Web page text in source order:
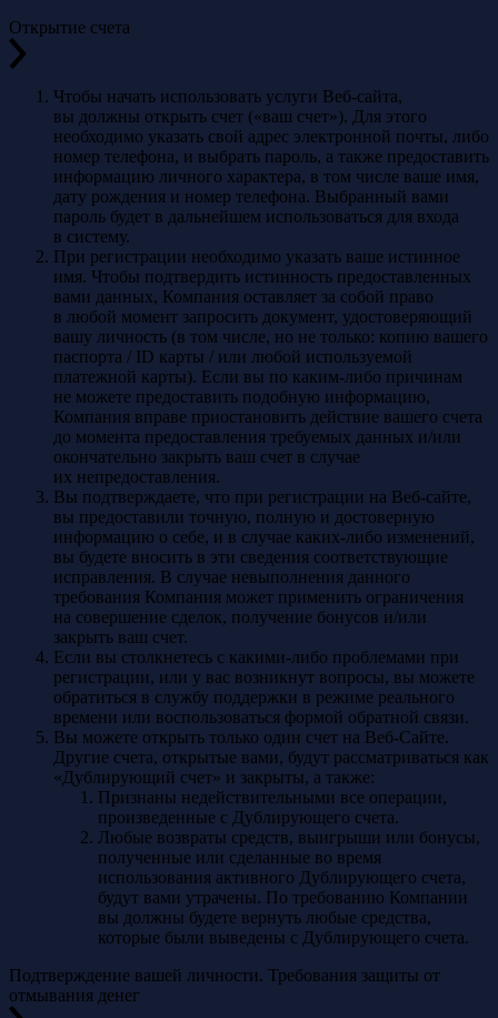
Открытие счета
Чтобы начать использовать услуги Веб-сайта,
вы должны открыть счет («ваш счет»). Для этого
необходимо указать свой адрес электронной почты, либо
номер телефона, и выбрать пароль, а также предоставить
информацию личного характера, в том числе ваше имя,
дату рождения и номер телефона. Выбранный вами
пароль будет в дальнейшем использоваться для входа
в систему.
При регистрации необходимо указать ваше истинное
имя. Чтобы подтвердить истинность предоставленных
вами данных, Компания оставляет за собой право
в любой момент запросить документ, удостоверяющий
вашу личность (в том числе, но не только: копию вашего
паспорта / ID карты / или любой используемой
платежной карты). Если вы по каким-либо причинам
не можете предоставить подобную информацию,
Компания вправе приостановить действие вашего счета
до момента предоставления требуемых данных и/или
окончательно закрыть ваш счет в случае
их непредоставления.
Вы подтверждаете, что при регистрации на Веб-сайте,
вы предоставили точную, полную и достоверную
информацию о себе, и в случае каких-либо изменений,
вы будете вносить в эти сведения соответствующие
исправления. В случае невыполнения данного
требования Компания может применить ограничения
на совершение сделок, получение бонусов и/или
закрыть ваш счет.
Если вы столкнетесь с какими-либо проблемами при
регистрации, или у вас возникнут вопросы, вы можете
обратиться в службу поддержки в режиме реального
времени или воспользоваться формой обратной связи.
Вы можете открыть только один счет на Веб-Сайте.
Другие счета, открытые вами, будут рассматриваться как
«Дублирующий счет» и закрыты, а также:
Признаны недействительными все операции,
произведенные с Дублирующего счета.
Любые возвраты средств, выигрыши или бонусы,
полученные или сделанные во время
использования активного Дублирующего счета,
будут вами утрачены. По требованию Компании
вы должны будете вернуть любые средства,
которые были выведены с Дублирующего счета.
Подтверждение вашей личности. Требования защиты от
отмывания денег